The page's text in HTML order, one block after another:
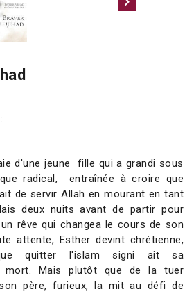
:
d'une jeune fille qui a grandi sous
radical, entraînée à croire que
de servir Allah en mourant en tant
deux nuits avant de partir pour
rêve qui changea le cours de son
attente, Esther devint chrétienne,
quitter l'islam signi ait sa
mort. Mais plutôt que de la tuer
père, furieux, la mit au défi de